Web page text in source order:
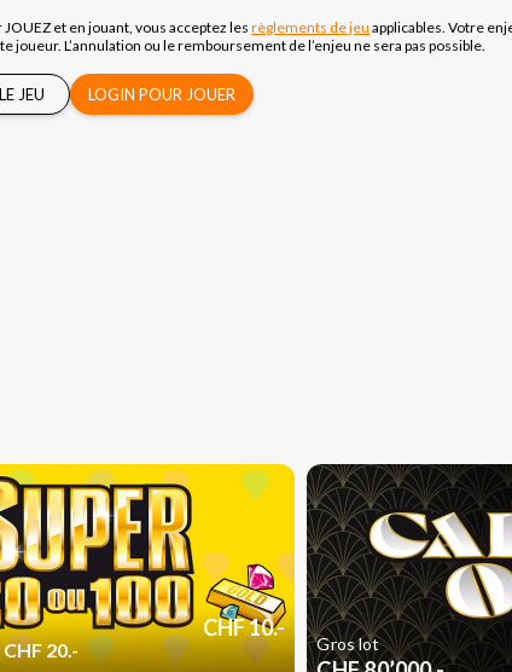
JOUEZ et en jouant, vous acceptez lesrèglements de jeu applicables. Votre
joueur. L’annulation ou le remboursement de l’enjeu ne sera pas possible.
JEU LOGIN POUR JOUER
20.-
CHF 10.-
Gros lot